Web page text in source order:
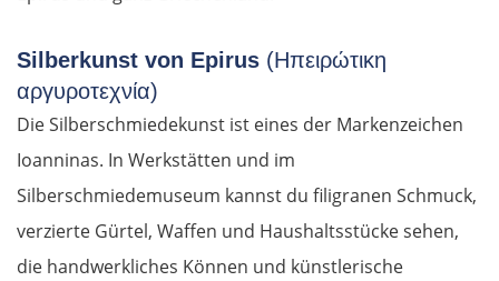
Silberkunst von Epirus (Ηπειρώτικη
αργυροτεχνία)
Die Silberschmiedekunst ist eines der Markenzeichen
Ioanninas. In Werkstätten und im
Silberschmiedemuseum kannst du filigranen Schmuck,
verzierte Gürtel, Waffen und Haushaltsstücke sehen,
die handwerkliches Können und künstlerische